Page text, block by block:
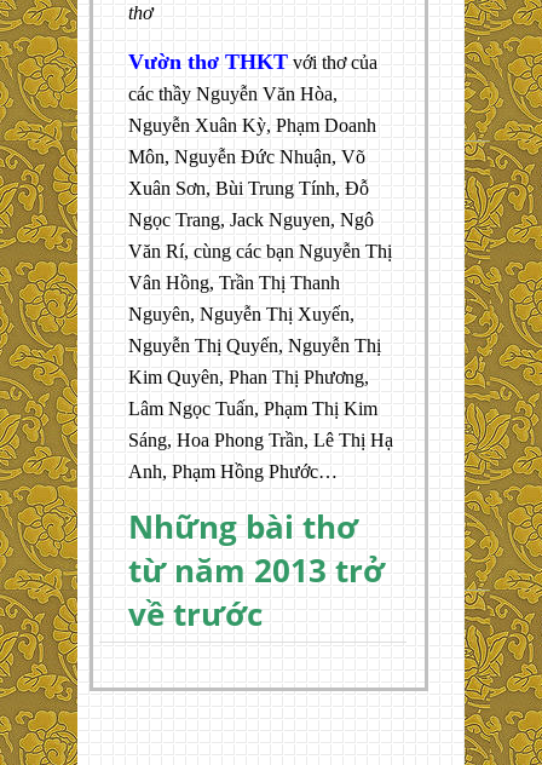
thơ
Vườn thơ THKT với thơ của
các thầy Nguyễn Văn Hòa,
Nguyễn Xuân Kỳ, Phạm Doanh
Môn, Nguyễn Đức Nhuận, Võ
Xuân Sơn, Bùi Trung Tính, Đỗ
Ngọc Trang, Jack Nguyen, Ngô
Văn Rí, cùng các bạn Nguyễn Thị
Vân Hồng, Trần Thị Thanh
Nguyên, Nguyễn Thị Xuyến,
Nguyễn Thị Quyến, Nguyễn Thị
Kim Quyên, Phan Thị Phương,
Lâm Ngọc Tuấn, Phạm Thị Kim
Sáng, Hoa Phong Trần, Lê Thị Hạ
Anh, Phạm Hồng Phước…
Những bài thơ
từ năm 2013 trở
về trước